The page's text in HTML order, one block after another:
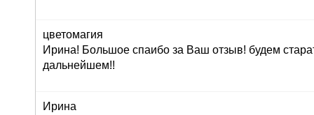
цветомагия
Ирина! Большое спаибо за Ваш отзыв! будем
дальнейшем!!
Ирина